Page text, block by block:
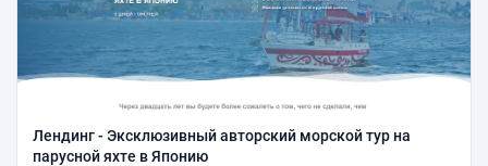
Лендинг - Эксклюзивный авторский морской тур на
парусной яхте в Японию